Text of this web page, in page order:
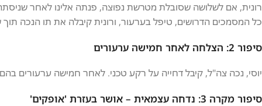
רונית, אם לשלושה שסובלת מטרשת נפוצה, פנתה אלינו לאחר
כל המסמכים הדרושים, טיפל בערעור, ורונית קיבלה את תו הנכה תוך
סיפור 2: הצלחה לאחר חמישה ערעורים
יוסי, נכה צה"ל, קיבל דחייה על רקע טכני. לאחר חמישה ערעורים בהם
סיפור מקרה 3: נדחה עצמאית – אושר בעזרת 'אופקים'